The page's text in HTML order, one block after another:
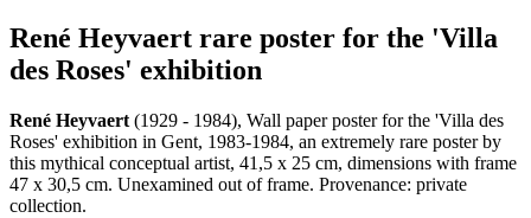
René Heyvaert rare poster for the 'Villa
des Roses' exhibition
René Heyvaert (1929 - 1984), Wall paper poster for the 'Villa des
Roses' exhibition in Gent, 1983-1984, an extremely rare poster by
this mythical conceptual artist, 41,5 x 25 cm, dimensions with frame
47 x 30,5 cm. Unexamined out of frame. Provenance: private
collection.